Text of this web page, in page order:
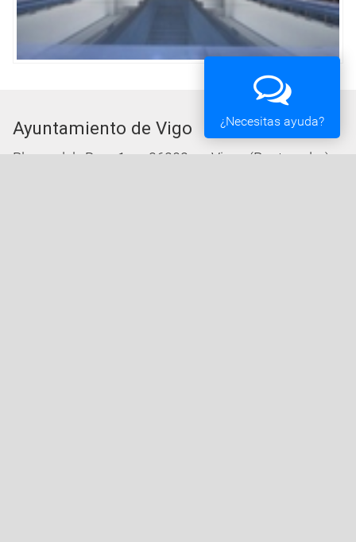
Ayuntamiento de Vigo
Plaza del Rey 1 - 36202 - Vigo (Pontevedra) -
¿Necesitas ayuda?